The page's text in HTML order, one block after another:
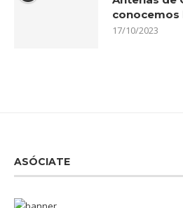
conocemos
17/10/2023
ASÓCIATE